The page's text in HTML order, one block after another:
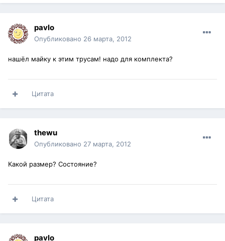
pavlo
Опубликовано 26 марта, 2012
нашёл майку к этим трусам! надо для комплекта?
Цитата
thewu
Опубликовано 27 марта, 2012
Какой размер? Состояние?
Цитата
pavlo